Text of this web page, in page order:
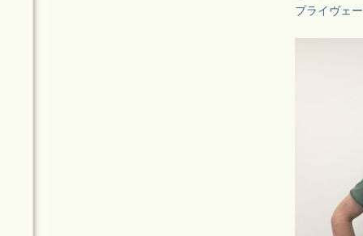
プライヴェ